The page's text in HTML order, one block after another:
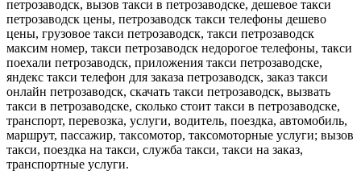
петрозаводск, вызов такси в петрозаводске, дешевое такси
петрозаводск цены, петрозаводск такси телефоны дешево
цены, грузовое такси петрозаводск, такси петрозаводск
максим номер, такси петрозаводск недорогое телефоны, такси
поехали петрозаводск, приложения такси петрозаводске,
яндекс такси телефон для заказа петрозаводск, заказ такси
онлайн петрозаводск, скачать такси петрозаводск, вызвать
такси в петрозаводске, сколько стоит такси в петрозаводске,
транспорт, перевозка, услуги, водитель, поездка, автомобиль,
маршрут, пассажир, таксомотор, таксомоторные услуги; вызов
такси, поездка на такси, служба такси, такси на заказ,
транспортные услуги.